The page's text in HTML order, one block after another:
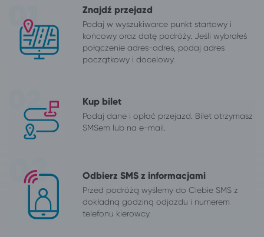
Znajdź przejazd
Podaj w wyszukiwarce punkt startowy i
końcowy oraz datę podróży. Jeśli wybrałeś
połączenie adres-adres, podaj adres
początkowy i docelowy.
Kup bilet
Podaj dane i opłać przejazd. Bilet otrzymasz
SMSem lub na e-mail.
Odbierz SMS z informacjami
Przed podróżą wyślemy do Ciebie SMS z
dokładną godziną odjazdu i numerem
telefonu kierowcy.